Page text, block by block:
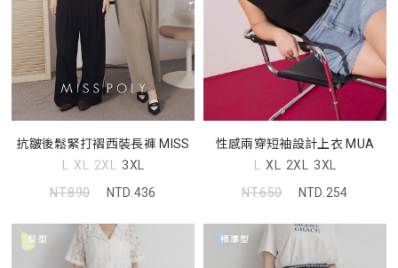
抗皺後鬆緊打褶西裝長褲 MISS
L XL 2XL 3XL
NT.890
NTD.436
性感兩穿短袖設計上衣 MUA
L XL 2XL 3XL
NT.650
NTD.254